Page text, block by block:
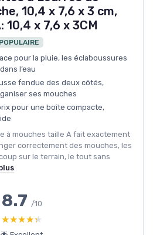
10,4 x 7,6 x 3 cm,
10,4 x 7,6 x 3CM
pour la pluie, les éclaboussures
l’eau
fendue des deux côtés,
ses mouches
pour une boîte compacte,
à mouches taille A fait exactement
correctement des mouches, les
sur le terrain, le tout sans
8.7 /10
★★★★★
★★★★★